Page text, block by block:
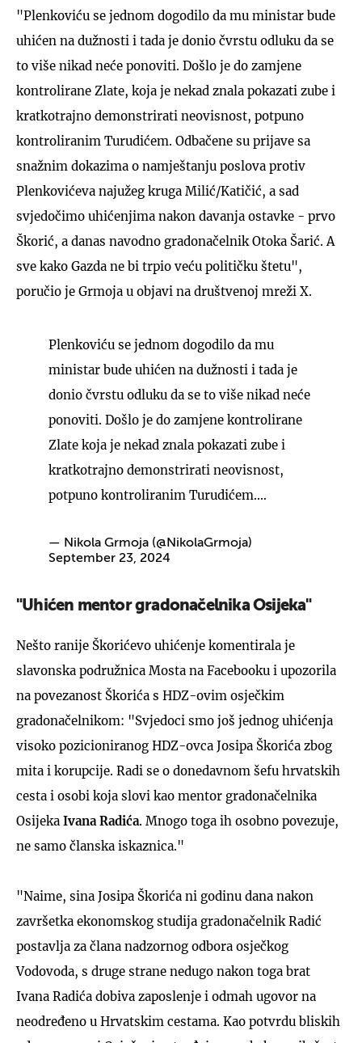
"Plenkoviću se jednom dogodilo da mu ministar bude
uhićen na dužnosti i tada je donio čvrstu odluku da se
to više nikad neće ponoviti. Došlo je do zamjene
kontrolirane Zlate, koja je nekad znala pokazati zube i
kratkotrajno demonstrirati neovisnost, potpuno
kontroliranim Turudićem. Odbačene su prijave sa
snažnim dokazima o namještanju poslova protiv
Plenkovićeva najužeg kruga Milić/Katičić, a sad
svjedočimo uhićenjima nakon davanja ostavke - prvo
Škorić, a danas navodno gradonačelnik Otoka Šarić. A
sve kako Gazda ne bi trpio veću političku štetu",
poručio je Grmoja u objavi na društvenoj mreži X.
Plenkoviću se jednom dogodilo da mu
ministar bude uhićen na dužnosti i tada je
donio čvrstu odluku da se to više nikad neće
ponoviti. Došlo je do zamjene kontrolirane
Zlate koja je nekad znala pokazati zube i
kratkotrajno demonstrirati neovisnost,
potpuno kontroliranim Turudićem.…
— Nikola Grmoja (@NikolaGrmoja)
September 23, 2024
"Uhićen mentor gradonačelnika Osijeka"
Nešto ranije Škorićevo uhićenje komentirala je
slavonska podružnica Mosta na Facebooku i upozorila
na povezanost Škorića s HDZ-ovim osječkim
gradonačelnikom: "Svjedoci smo još jednog uhićenja
visoko pozicioniranog HDZ-ovca Josipa Škorića zbog
mita i korupcije. Radi se o donedavnom šefu hrvatskih
cesta i osobi koja slovi kao mentor gradonačelnika
Osijeka Ivana Radića. Mnogo toga ih osobno povezuje,
ne samo članska iskaznica."
"Naime, sina Josipa Škorića ni godinu dana nakon
završetka ekonomskog studija gradonačelnik Radić
postavlja za člana nadzornog odbora osječkog
Vodovoda, s druge strane nedugo nakon toga brat
Ivana Radića dobiva zaposlenje i odmah ugovor na
neodređeno u Hrvatskim cestama. Kao potvrdu bliskih